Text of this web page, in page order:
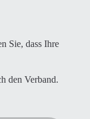
Sie, dass Ihre
den Verband.